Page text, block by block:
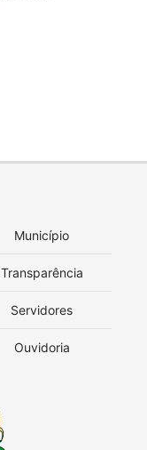
Município
Transparência
Servidores
Ouvidoria